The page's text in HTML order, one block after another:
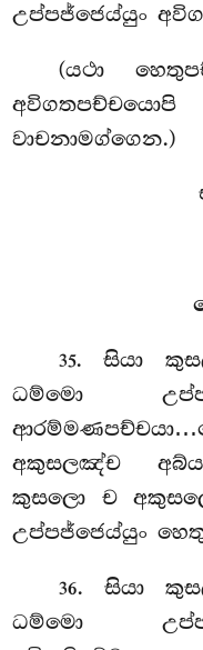
උප්පජ්ජෙය්යුං
(යථා
වාචනාමග්ගෙන.)
35. සියා
ධම්මො
අකුසලඤ්ච
කුසලො ච
උප්පජ්ජෙය්යුං
36. සියා
ධම්මො